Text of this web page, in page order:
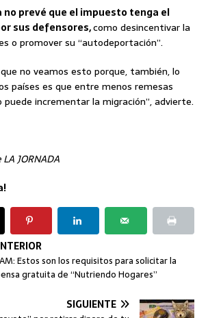
no prevé que el impuesto tenga el
sus defensores,como desincentivar la
o promover su “autodeportación”.
no veamos esto porque, también, lo
países es que entre menos remesas
puede incrementar la migración”, advierte.
JORNADA
Estos son los requisitos para solicitar la
gratuita de “Nutriendo Hogares”
SIGUIENTE